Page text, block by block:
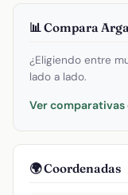
📊 Compara
¿Eligiendo entre
lado a lado.
Ver
🌍 Coordenadas